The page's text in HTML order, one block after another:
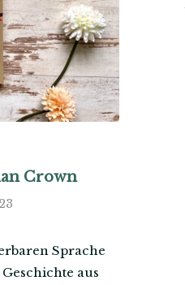
Crown
Sprache
aus